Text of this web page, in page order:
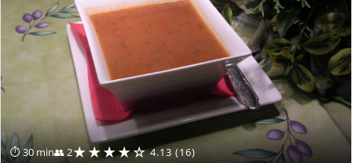
⏱ 30 min👥 2★★★★☆ 4.13 (16)